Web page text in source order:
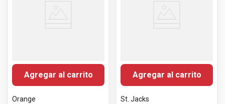
Agregar al carrito
Orange
Agregar al carrito
St. Jacks